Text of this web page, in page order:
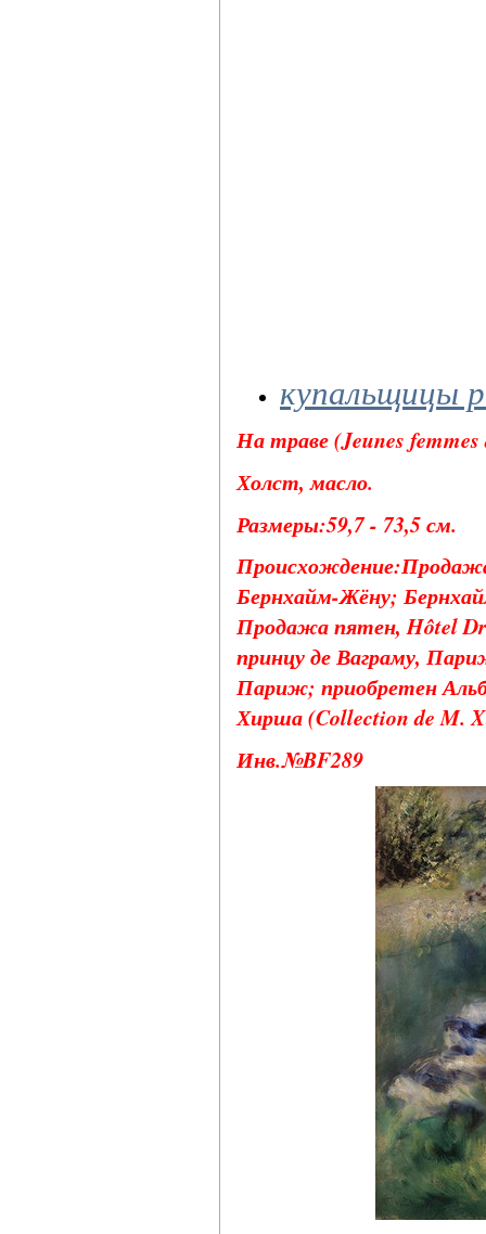
купальщицы
На траве (Jeunes femmes
Холст, масло.
Размеры:59,7 - 73,5 см.
Бернхайм-Жёну;
Продажа пятен, Hôtel
принцу де Ваграму,
Париж; приобретен
Хирша (Collection de M.
Инв.№BF289